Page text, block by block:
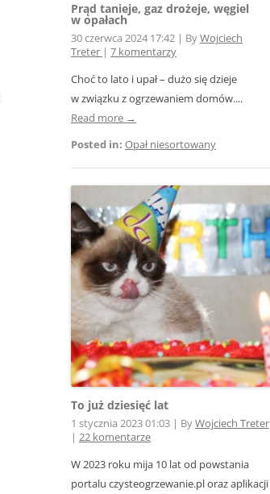
Prąd tanieje, gaz drożeje, węgiel
w opałach
30 czerwca 2024 17:42 | ByWojciech
Treter | 7 komentarzy
Choć to lato i upał – dużo się dzieje
w związku z ogrzewaniem domów....
Read more →
Posted in: Opał niesortowany
To już dziesięć lat
1 stycznia 2023 01:03 | ByWojciech Treter
| 22 komentarze
W 2023 roku mija 10 lat od powstania
portalu czysteogrzewanie.pl oraz aplikacji